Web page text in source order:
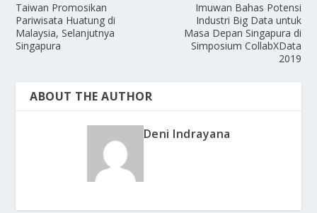
Taiwan Promosikan
Pariwisata Huatung di
Malaysia, Selanjutnya
Singapura
Imuwan Bahas Potensi
Industri Big Data untuk
Masa Depan Singapura di
Simposium CollabXData
2019
ABOUT THE AUTHOR
Deni Indrayana